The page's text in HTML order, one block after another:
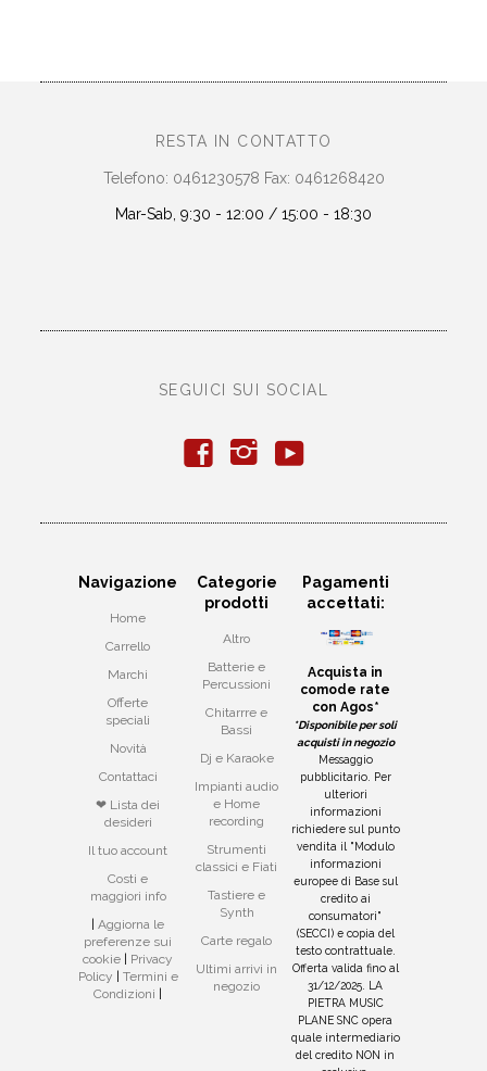
RESTA IN CONTATTO
Telefono: 0461230578 Fax: 0461268420
Mar-Sab, 9:30 - 12:00 / 15:00 - 18:30
SEGUICI SUI SOCIAL
f i y
Navigazione
Home
Carrello
Marchi
Offerte
speciali
Novità
Contattaci
❤ Lista dei
desideri
Il tuo account
Costi e
maggiori info
|Aggiorna le
preferenze sui
cookie
Privacy
Policy
Termini e
Condizioni
Categorie
prodotti
Altro
Batterie e
Percussioni
Chitarrre e
Bassi
Dj e Karaoke
Impianti audio
e Home
recording
Strumenti
classici e Fiati
Tastiere e
Synth
Carte regalo
Ultimi arrivi in
negozio
Pagamenti
accettati:
Acquista in
comode rate
con Agos*
*Disponibile per soli
acquisti in negozio
Messaggio
pubblicitario. Per
ulteriori
informazioni
richiedere sul punto
vendita il "Modulo
informazioni
europee di Base sul
credito ai
consumatori"
(SECCI) e copia del
testo contrattuale.
Offerta valida fino al
31/12/2025. LA
PIETRA MUSIC
PLANE SNC opera
quale intermediario
del credito NON in